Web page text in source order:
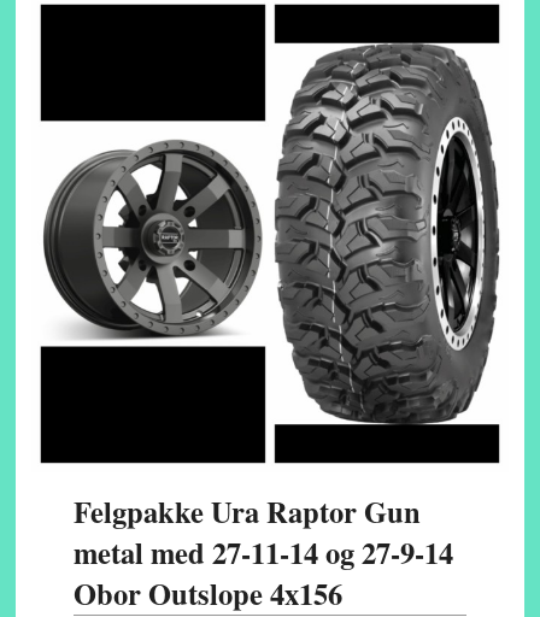
Felgpakke Ura Raptor Gun
metal med 27-11-14 og 27-9-14
Obor Outslope 4x156